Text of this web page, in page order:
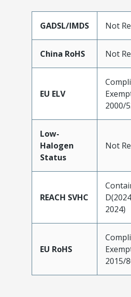
GADSL/IMDS Not
China RoHS Not
EU ELV
2000/
Low-
Halogen
Status
Not
REACH SVHC
2024)
EU RoHS
2015/